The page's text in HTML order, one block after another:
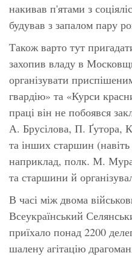
накивав п'ятами з
будував з запалом пару
Також варто тут
захопив владу в
організувати
гвардію» та «Курси
праці він не побоявся
А. Брусілова, П. Ґутора,
та інших старшин
наприклад, полк. М.
та старшини й
В часі між двома
Всеукраїнський
приїхало понад 2200
шалену агітацію